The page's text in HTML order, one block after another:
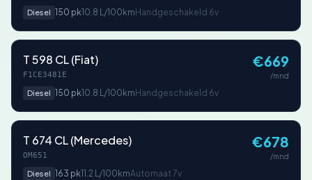
Diesel 150 pk10.8 L/100km Handgeschakeld 6v
T 598 CL (Fiat)
F1CE3481E
Diesel 150 pk10.8 L/100km Handgeschakeld 6v
€669
/mnd
T 674 CL (Mercedes)
OM651
Diesel 163 pk11.2 L/100kmAutomaat 7v
€678
/mnd